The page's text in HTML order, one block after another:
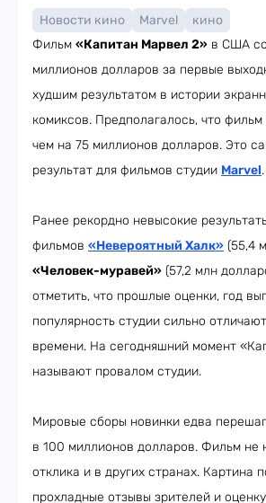
Новости кино Marvel
кино
Фильм «Капитан Марвел 2» в США
миллионов долларов за первые
худшим результатом в истории
комиксов. Предполагалось, что
чем на 75 миллионов долларов. Это
результат для фильмов студии Marvel.
Ранее рекордно невысокие
фильмов «Невероятный Халк» (55,4
«Человек-муравей» (57,2 млн
отметить, что прошлые оценки, год
популярность студии сильно
времени. На сегодняшний момент
называют провалом студии.
Мировые сборы новинки едва
в 100 миллионов долларов. Фильм не
отклика и в других странах. Картина
прохладные отзывы зрителей и